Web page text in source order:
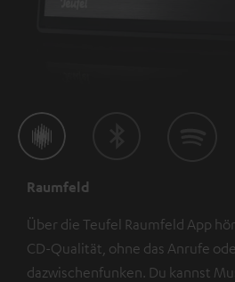
Raumfeld
Über die Teufel Raumfeld App
CD-Qualität, ohne das Anrufe
dazwischenfunken. Du kannst